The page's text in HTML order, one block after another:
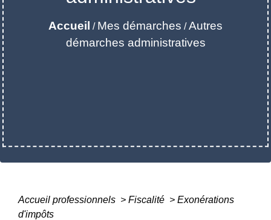
Accueil / Mes démarches /Autres
démarches administratives
Accueil professionnels > Fiscalité > Exonérations
d'impôts